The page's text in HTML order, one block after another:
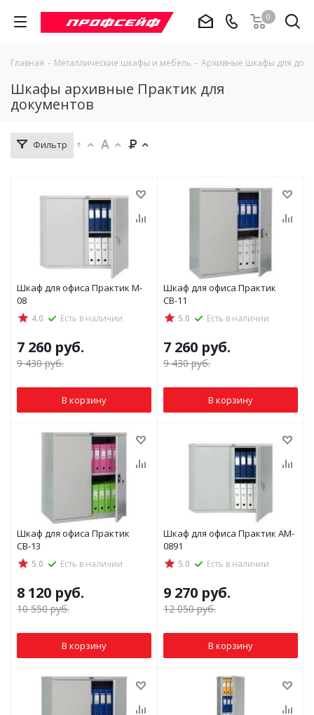
0
Главная - Металлические шкафы и мебель - Архивные шкафы для
Шкафы архивные Практик для
документов
Фильтр
Шкаф для офиса Практик M-
08
4.0 Есть в наличии
7 260 руб.
9 430руб.
В корзину
Шкаф для офиса Практик
СВ-11
5.0 Есть в наличии
7 260 руб.
9 430руб.
В корзину
Шкаф для офиса Практик
СВ-13
5.0 Есть в наличии
8 120 руб.
10 550руб.
В корзину
Шкаф для офиса Практик AM-
0891
5.0 Есть в наличии
9 270 руб.
12 050руб.
В корзину